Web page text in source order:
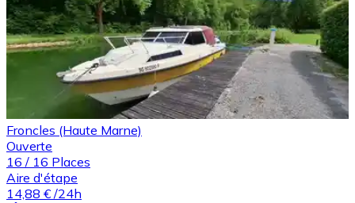
Froncles (Haute Marne)
Ouverte
16 / 16 Places
Aire d'étape
14,88 € /24h